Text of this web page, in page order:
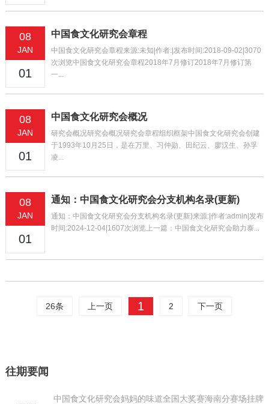
08
JAN
01
中国食文化研究会章程
中国食文化研究会章程来源:未知|作者:|发布时间:2018-09-02|3070
次浏览中国食文化研究会章程2018年7月修订2018年7月修订第
一...
08
JAN
01
中国食文化研究会概况
研究会概况研究会概况研究会章程组织框架中国食文化研究会创建
于1993年10月25日，是在万里、习仲勋、田纪云、廖汉生、孙孚
凌...
08
JAN
01
通知：中国食文化研究会分支机构名录(更新)
通知：中国食文化研究会分支机构名录(更新)来源:|作者:admin|发布
时间:2024-12-04|1607次浏览上一篇：中国食文化研究会助力泰...
26条 上一页 1 2 下一页
往期要闻
中国食文化研究会妈妈的味道全国大奖赛海南分赛场挂牌